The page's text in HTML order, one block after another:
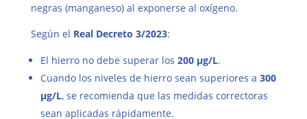
negras (manganeso) al exponerse al oxígeno.
Según el Real Decreto 3/2023:
El hierro no debe superar los 200 µg/L.
Cuando los niveles de hierro sean superiores a 300
µg/L, se recomienda que las medidas correctoras
sean aplicadas rápidamente.